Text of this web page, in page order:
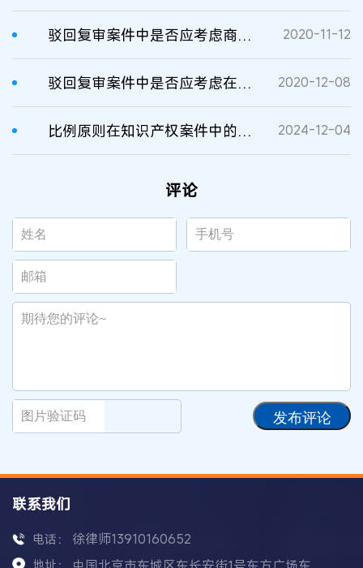
驳回复审案件中是否应考虑商标的知名度？ 2020-11-12
驳回复审案件中是否应考虑在先商标的使用情况？ 2020-12-08
比例原则在知识产权案件中的探索适用 2024-12-04
评论
发布评论
联系我们
电话： 徐律师13910160652
地址：